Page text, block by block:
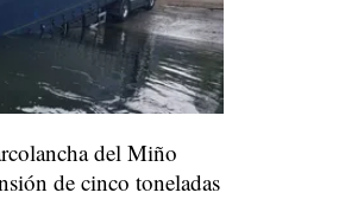
del Miño
de cinco toneladas